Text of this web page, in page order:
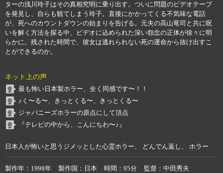
ターの浅川玲子はその真相究明に乗り出す。ついに問題のビデオテープ
を発見し、自らも観てしまう玲子。直後にかかってくる不気味な電話
が、死へのカウントダウンの始まりを告げる。元夫の高山竜司と共に呪
いを解く方法を探る中、ビデオに込められた深い怨念の正体が徐々に明
らかに。残された時間で、彼女は逃れられない死の運命から抜け出すこ
とができるのか。
ネット上の声
最も怖い日本製ホラー、全く同感です〜！！
♪く〜る〜、きっとくる〜、きっとくる〜
ジャパニーズホラーの原点にして頂点
『テレビの中から、こんにちわ〜♪』
日本人が怖いと思うジメッとした心霊ホラー、 どんでん返し、 ホラー
製作年 1998年 製作国 日本 時間 95分 監督
中田秀夫